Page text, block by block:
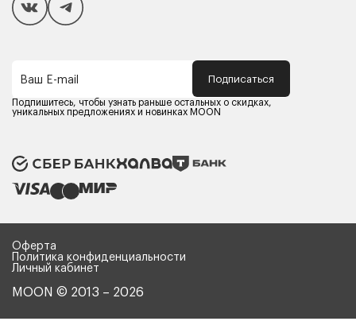
Способы оплаты
Компания MOON
Оферта
Политика конфиденциальности
Карьера в MOON
Ваш E-mail Подписаться
Подпишитесь, чтобы узнать раньше остальных о скидках,
уникальных предложениях и новинках MOON
MOON © 2013 – 2026
Оферта
Политика конфиденциальности
Личный кабинет